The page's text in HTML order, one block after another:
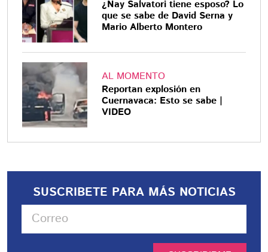
¿Nay Salvatori tiene esposo? Lo
que se sabe de David Serna y
Mario Alberto Montero
AL MOMENTO
Reportan explosión en
Cuernavaca: Esto se sabe |
VIDEO
SUSCRIBETE PARA MÁS NOTICIAS